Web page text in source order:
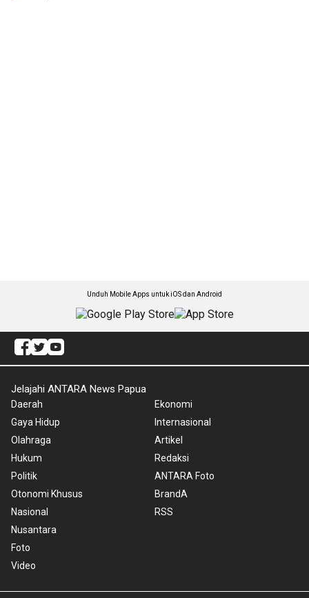
Unduh Mobile Apps untuk iOS dan Android
Jelajahi ANTARA News Papua
Daerah
Gaya Hidup
Olahraga
Hukum
Politik
Otonomi Khusus
Nasional
Nusantara
Foto
Video
Ekonomi
Internasional
Artikel
Redaksi
ANTARA Foto
BrandA
RSS